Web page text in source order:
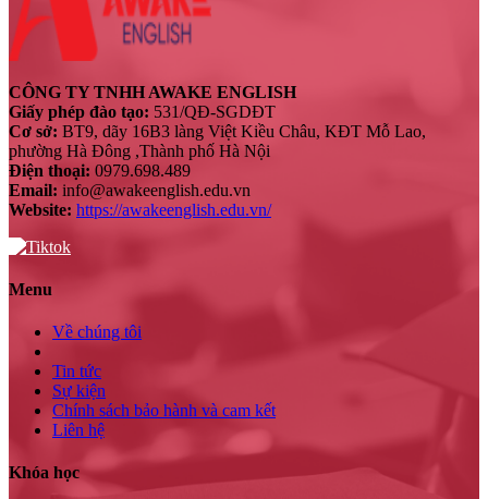
CÔNG TY TNHH AWAKE ENGLISH
Giấy phép đào tạo: 531/QĐ-SGDĐT
Cơ sở: BT9, dãy 16B3 làng Việt Kiều Châu, KĐT Mỗ Lao,
phường Hà Đông ,Thành phố Hà Nội
Điện thoại: 0979.698.489
Email: info@awakeenglish.edu.vn
Website: https://awakeenglish.edu.vn/
Menu
Về chúng tôi
Tin tức
Sự kiện
Chính sách bảo hành và cam kết
Liên hệ
Khóa học